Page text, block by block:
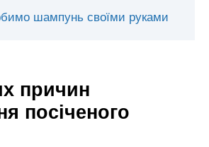
шампунь своїми руками
причин
посіченого